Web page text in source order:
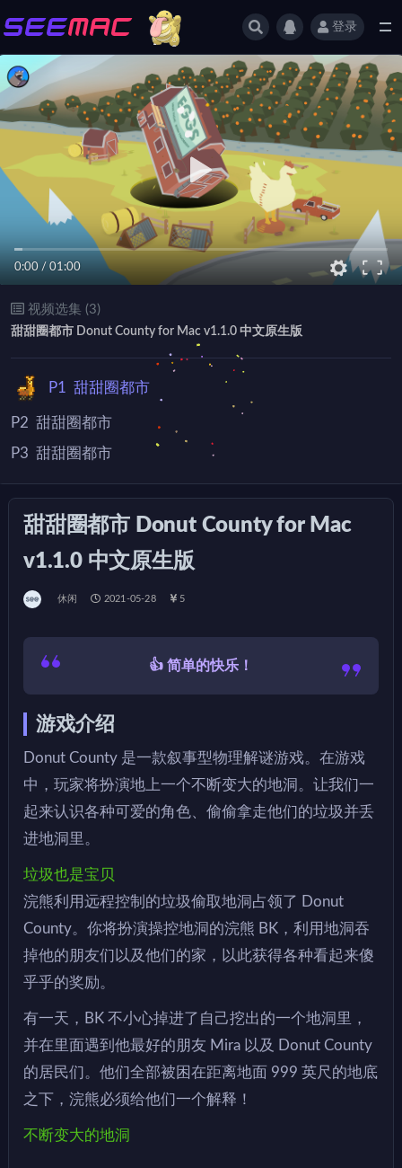
登录
0:00 / 01:00
视频选集 (3)
甜甜圈都市 Donut County for Mac v1.1.0 中文原生版
P1 甜甜圈都市
P2 甜甜圈都市
P3 甜甜圈都市
甜甜圈都市 Donut County for Mac
v1.1.0 中文原生版
休闲 2021-05-28 5
👍 简单的快乐！
游戏介绍
Donut County 是一款叙事型物理解谜游戏。在游戏
中，玩家将扮演地上一个不断变大的地洞。让我们一
起来认识各种可爱的角色、偷偷拿走他们的垃圾并丢
进地洞里。
垃圾也是宝贝
浣熊利用远程控制的垃圾偷取地洞占领了 Donut
County。你将扮演操控地洞的浣熊 BK，利用地洞吞
掉他的朋友们以及他们的家，以此获得各种看起来傻
乎乎的奖励。
有一天，BK 不小心掉进了自己挖出的一个地洞里，
并在里面遇到他最好的朋友 Mira 以及 Donut County
的居民们。他们全部被困在距离地面 999 英尺的地底
之下，浣熊必须给他们一个解释！
不断变大的地洞